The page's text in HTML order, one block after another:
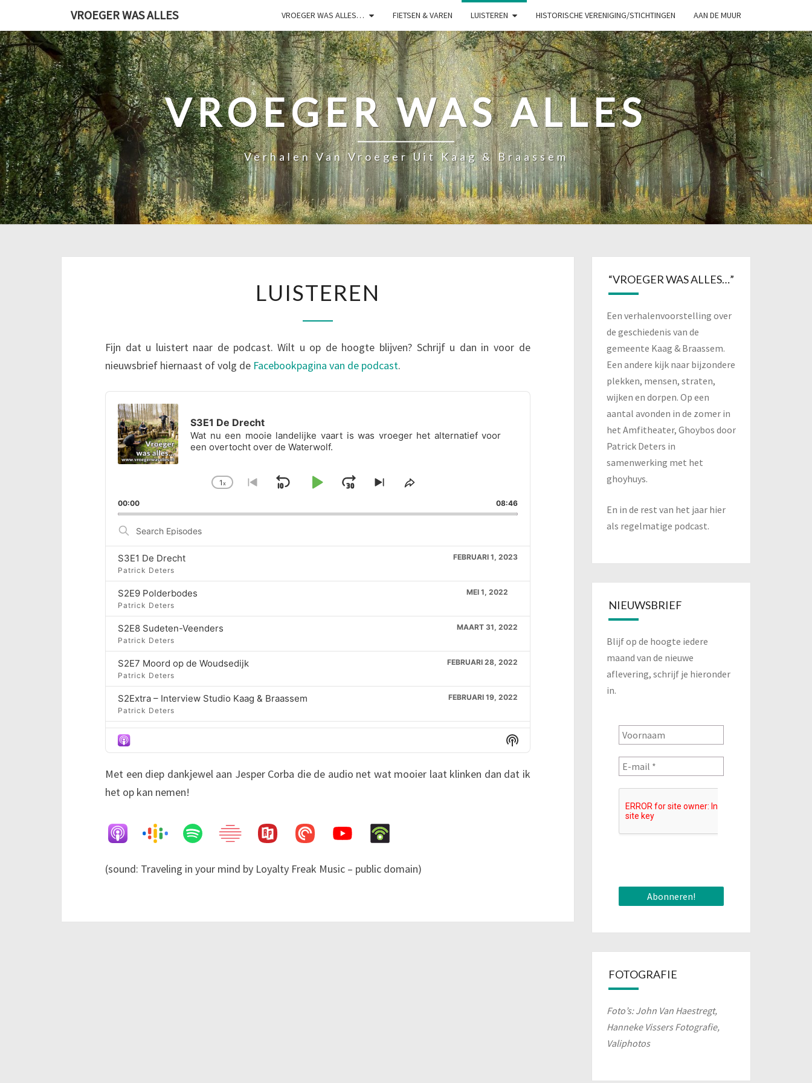
de
content
VROEGER WAS ALLES VROEGER WAS ALLES… FIETSEN & VAREN LUISTEREN HISTORISCHE VERENIGING/STICHTINGEN AAN DE MUUR
VROEGER WAS ALLES
Verhalen Van Vroeger Uit Kaag & Braassem
LUISTEREN
Fijn dat u luistert naar de podcast. Wilt u op de hoogte blijven? Schrijf u dan in voor de
nieuwsbrief hiernaast of volg de Facebookpagina van de podcast.
Audio
Player
S3E1 De Drecht
Wat nu een mooie landelijke vaart is was vroeger het alternatief voor
een overtocht over de Waterwolf.
Change
Rate
1x
Go
previous
Skip
Backward
Play
Pause
Jump
Forward
Skip
next
Share
Episode
00:00 08:46
Search
Episodes
S3E1 De Drecht
FEBRUARI 1, 2023
Patrick Deters
S2E9 Polderbodes
MEI 1, 2022
Patrick Deters
S2E8 Sudeten-Veenders
MAART 31, 2022
Patrick Deters
S2E7 Moord op de Woudsedijk
FEBRUARI 28, 2022
Patrick Deters
S2Extra – Interview Studio Kaag & Braassem
FEBRUARI 19, 2022
Patrick Deters
S2E6 Paddegat
FEBRUARI 1, 2022
Patrick Deters
S2E5 – Pieter van Veen, eerste burgemeester van Alkemade
Patrick Deters
S2E3 Café Rustoord en de Rode Vos
S2E02 – Herenweg 81
Show
Podcast
Met een diep dankjewel aan Jesper Corba die de audio net wat mooier laat klinken dan dat ik
het op kan nemen!
(sound: Traveling in your mind by Loyalty Freak Music – public domain)
“VROEGER WAS ALLES…”
Een verhalenvoorstelling over
de geschiedenis van de
gemeente Kaag & Braassem.
Een andere kijk naar bijzondere
plekken, mensen, straten,
wijken en dorpen. Op een
aantal avonden in de zomer in
het Amfitheater, Ghoybos door
Patrick Deters in
samenwerking met het
ghoyhuys.
En in de rest van het jaar hier
als regelmatige podcast.
NIEUWSBRIEF
Blijf op de hoogte iedere
maand van de nieuwe
aflevering, schrijf je hieronder
in.
FOTOGRAFIE
Foto’s: John Van Haestregt,
Hanneke Vissers Fotografie,
Valiphotos